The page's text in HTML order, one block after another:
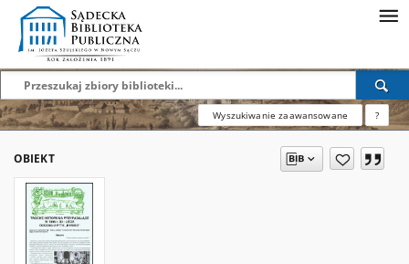
Wyszukiwanie zaawansowane ?
OBIEKT